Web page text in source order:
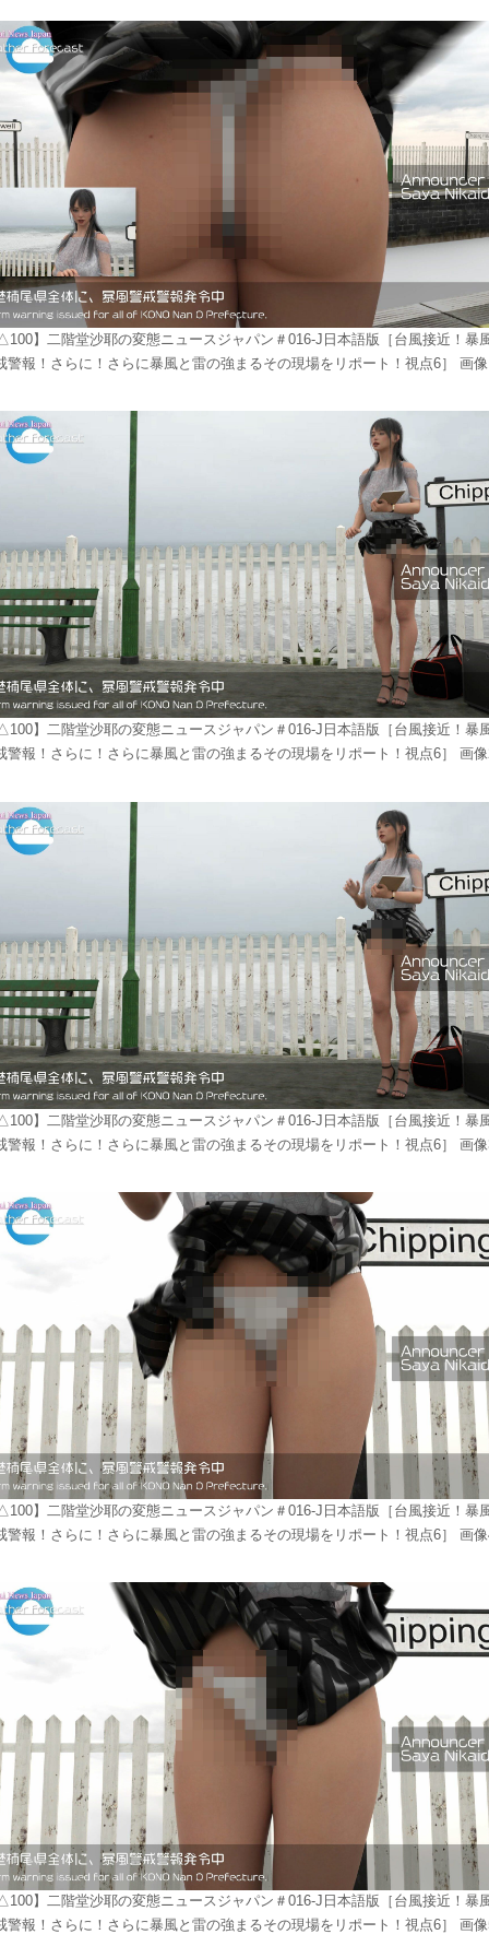
】二階堂沙耶の変態ニュースジャパン＃016-J日本語版［台風接近！暴
警報！さらに！さらに暴風と雷の強まるその現場をリポート！視点6］ 画
】二階堂沙耶の変態ニュースジャパン＃016-J日本語版［台風接近！暴
警報！さらに！さらに暴風と雷の強まるその現場をリポート！視点6］ 画
】二階堂沙耶の変態ニュースジャパン＃016-J日本語版［台風接近！暴
警報！さらに！さらに暴風と雷の強まるその現場をリポート！視点6］ 画
】二階堂沙耶の変態ニュースジャパン＃016-J日本語版［台風接近！暴
警報！さらに！さらに暴風と雷の強まるその現場をリポート！視点6］ 画
】二階堂沙耶の変態ニュースジャパン＃016-J日本語版［台風接近！暴
警報！さらに！さらに暴風と雷の強まるその現場をリポート！視点6］ 画